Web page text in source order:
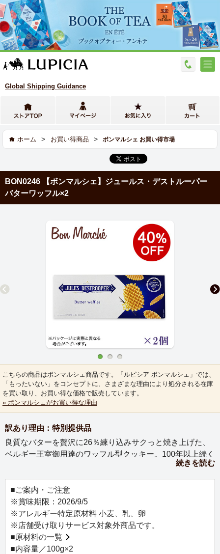
Global Shipping Guidance
ホーム > お買い得商品 > ボンマルシェ お買い得市場
BON0246 【ボンマルシェ】ジュールス・デストルーパー
バターワッフル×2
こちらの商品はボンマルシェ商品です。「ルピシア ボンマルシェ」では、
「もったいない」をコンセプトに、さまざまな理由により処分される在庫
を買い取り、お買い得な価格で販売しています。
» ボンマルシェがお買い得な理由
訳あり理由：特別提供品
良質なバターを贅沢に26％練り込みサクっと焼き上げた、
ベルギー王室御用達のワッフル型クッキー。100年以上続く
続きを読む
■ご案内・ご注意
※賞味期限：2026/9/5
※アレルギー特定原材料 小麦、乳、卵
※店舗受け取りサービス対象外商品です。
■原材料の一覧
■内容量／100g×2